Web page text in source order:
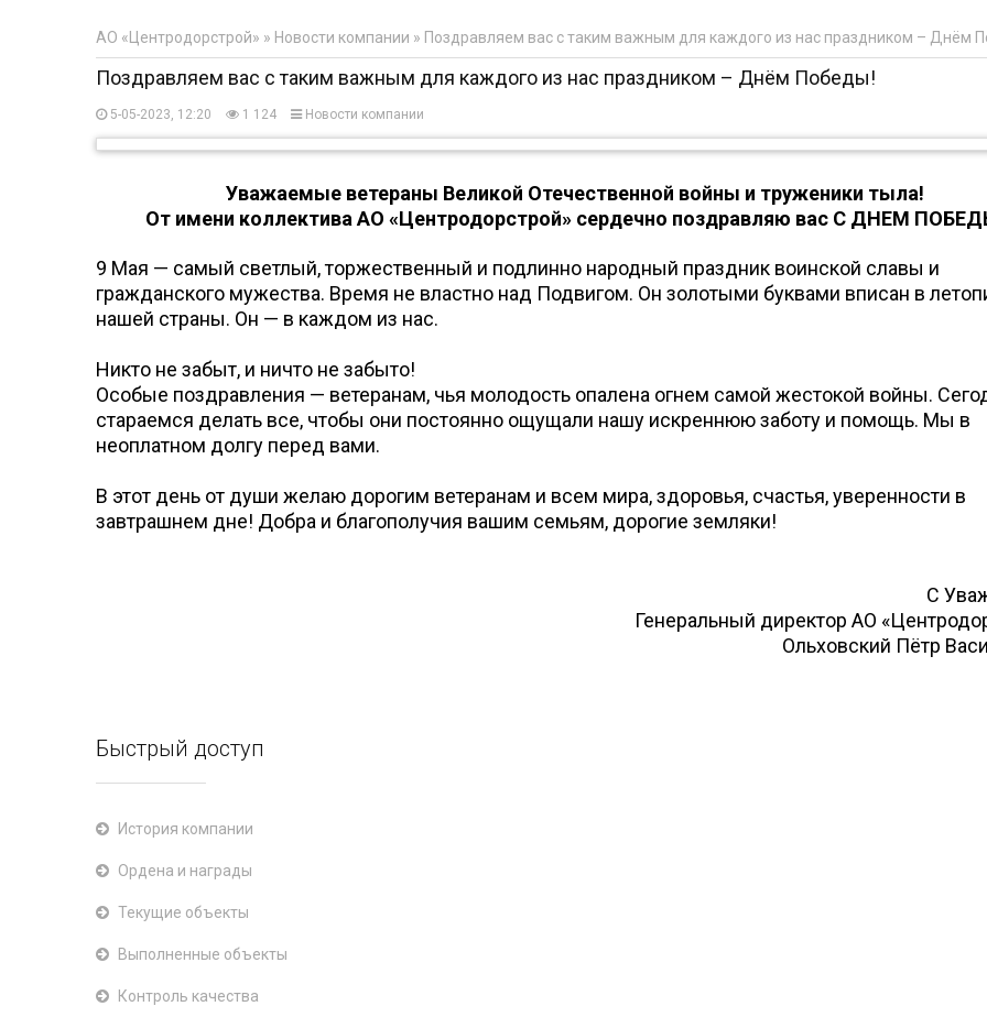
АО «Центродорстрой» » Новости компании » Поздравляем вас с таким важным для каждого из нас праздником – Днём
Поздравляем вас с таким важным для каждого из нас праздником – Днём Победы!
5-05-2023, 12:20 1 124 Новости компании
Уважаемые ветераны Великой Отечественной войны и труженики тыла!
От имени коллектива АО «Центродорстрой» сердечно поздравляю вас С ДНЕМ
9 Мая — самый светлый, торжественный и подлинно народный праздник воинской славы и
гражданского мужества. Время не властно над Подвигом. Он золотыми буквами вписан в
нашей страны. Он — в каждом из нас.
Никто не забыт, и ничто не забыто!
Особые поздравления — ветеранам, чья молодость опалена огнем самой жестокой войны.
стараемся делать все, чтобы они постоянно ощущали нашу искреннюю заботу и помощь. Мы в
неоплатном долгу перед вами.
В этот день от души желаю дорогим ветеранам и всем мира, здоровья, счастья, уверенности в
завтрашнем дне! Добра и благополучия вашим семьям, дорогие земляки!
С
Генеральный директор АО
Ольховский Пётр
Быстрый доступ
История компании
Ордена и награды
Текущие объекты
Выполненные объекты
Контроль качества